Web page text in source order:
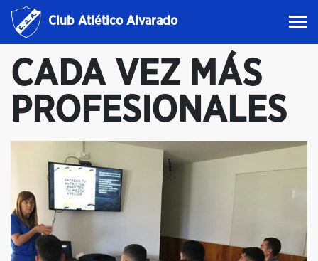
Club Atlético Alvarado
CADA VEZ MÁS
PROFESIONALES